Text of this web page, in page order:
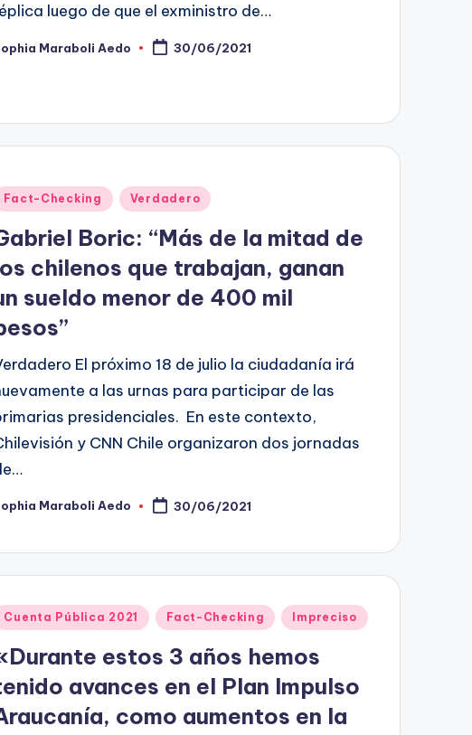
luego de que el exministro de…
Maraboli Aedo 30/06/2021
Fact-Checking Verdadero
Boric: “Más de la mitad de
chilenos que trabajan, ganan
sueldo menor de 400 mil
El próximo 18 de julio la ciudadanía irá
a las urnas para participar de las
presidenciales. En este contexto,
y CNN Chile organizaron dos jornadas
Maraboli Aedo 30/06/2021
Cuenta Pública 2021 Fact-Checking Impreciso
estos 3 años hemos
avances en el Plan Impulso
como aumentos en la